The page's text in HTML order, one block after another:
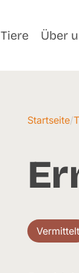
Tiere Über
Startseite/
Vermittelt